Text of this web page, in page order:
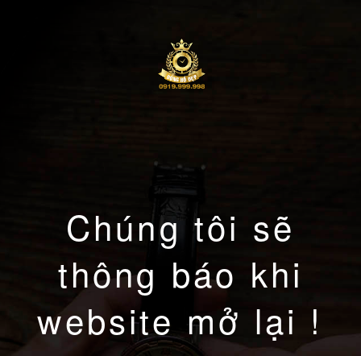
Chúng tôi sẽ
thông báo khi
website mở lại !